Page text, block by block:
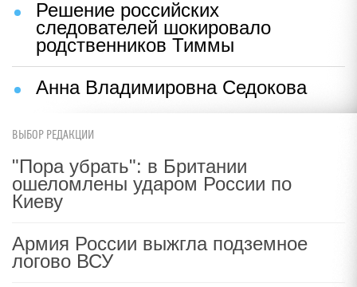
Решение российских
следователей шокировало
родственников Тиммы
Анна Владимировна Седокова
ВЫБОР РЕДАКЦИИ
"Пора убрать": в Британии
ошеломлены ударом России по
Киеву
Армия России выжгла подземное
логово ВСУ